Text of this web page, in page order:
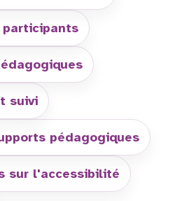
participants
suivi
pédagogiques
sur l'accessibilité